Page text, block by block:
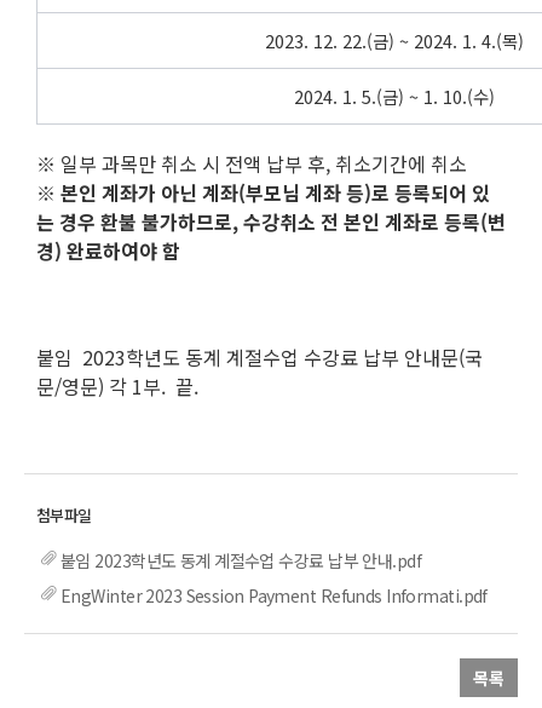
2023. 12. 22.(금) ~ 2024. 1. 4.(목)
2024. 1. 5.(금) ~ 1. 10.(수)
※ 일부 과목만 취소 시 전액 납부 후, 취소기간에 취소
※ 본인 계좌가 아닌 계좌(부모님 계좌 등)로 등록되어 있
는 경우 환불 불가하므로, 수강취소 전 본인 계좌로 등록(변
경) 완료하여야 함
붙임 2023학년도 동계 계절수업 수강료 납부 안내문(국
문/영문) 각 1부. 끝.
붙임 2023학년도 동계 계절수업 수강료 납부 안내.pdf
EngWinter 2023 Session Payment Refunds Informati.pdf
목록